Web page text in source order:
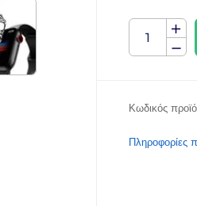
Κωδικός
Πληροφορίες